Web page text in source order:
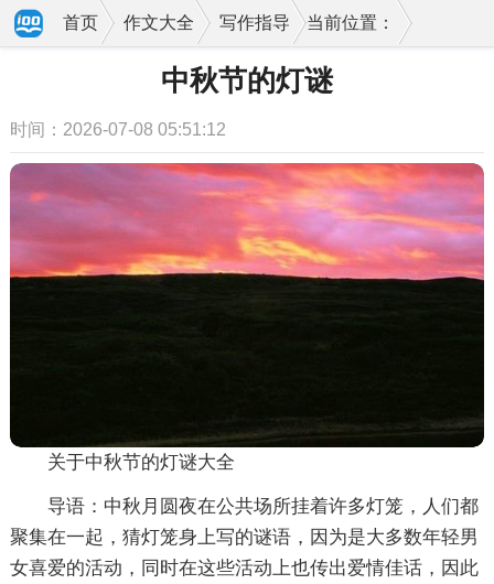
当前位置：
首页 作文大全 写作指导
中秋节的灯谜
时间：2026-07-08 05:51:12
关于中秋节的灯谜大全
导语：中秋月圆夜在公共场所挂着许多灯笼，人们都
聚集在一起，猜灯笼身上写的谜语，因为是大多数年轻男
女喜爱的活动，同时在这些活动上也传出爱情佳话，因此